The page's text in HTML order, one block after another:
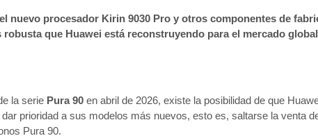
nuevo procesador Kirin 9030 Pro y otros componentes de
robusta que Huawei está reconstruyendo para el mercado
la serie Pura 90 en abril de 2026, existe la posibilidad de que
prioridad a sus modelos más nuevos, esto es, saltarse la venta
Pura 90.